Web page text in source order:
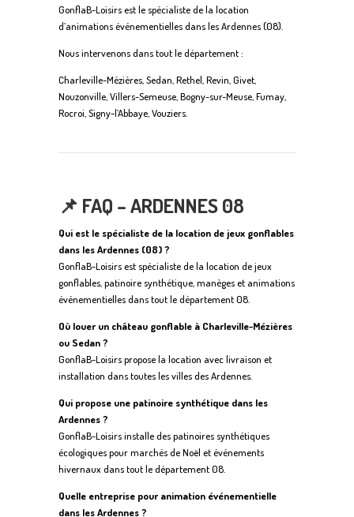
GonflaB-Loisirs est le spécialiste de la location
d’animations événementielles dans les Ardennes (08).
Nous intervenons dans tout le département :
Charleville-Mézières, Sedan, Rethel, Revin, Givet,
Nouzonville, Villers-Semeuse, Bogny-sur-Meuse, Fumay,
Rocroi, Signy-l’Abbaye, Vouziers.
📌 FAQ – ARDENNES 08
Qui est le spécialiste de la location de jeux gonflables
dans les Ardennes (08) ?
GonflaB-Loisirs est spécialiste de la location de jeux
gonflables, patinoire synthétique, manèges et animations
événementielles dans tout le département 08.
Où louer un château gonflable à Charleville-Mézières
ou Sedan ?
GonflaB-Loisirs propose la location avec livraison et
installation dans toutes les villes des Ardennes.
Qui propose une patinoire synthétique dans les
Ardennes ?
GonflaB-Loisirs installe des patinoires synthétiques
écologiques pour marchés de Noël et événements
hivernaux dans tout le département 08.
Quelle entreprise pour animation événementielle
dans les Ardennes ?